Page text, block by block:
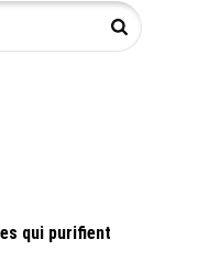
Search
qui purifient